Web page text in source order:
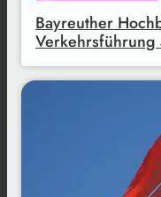
Bayreuther